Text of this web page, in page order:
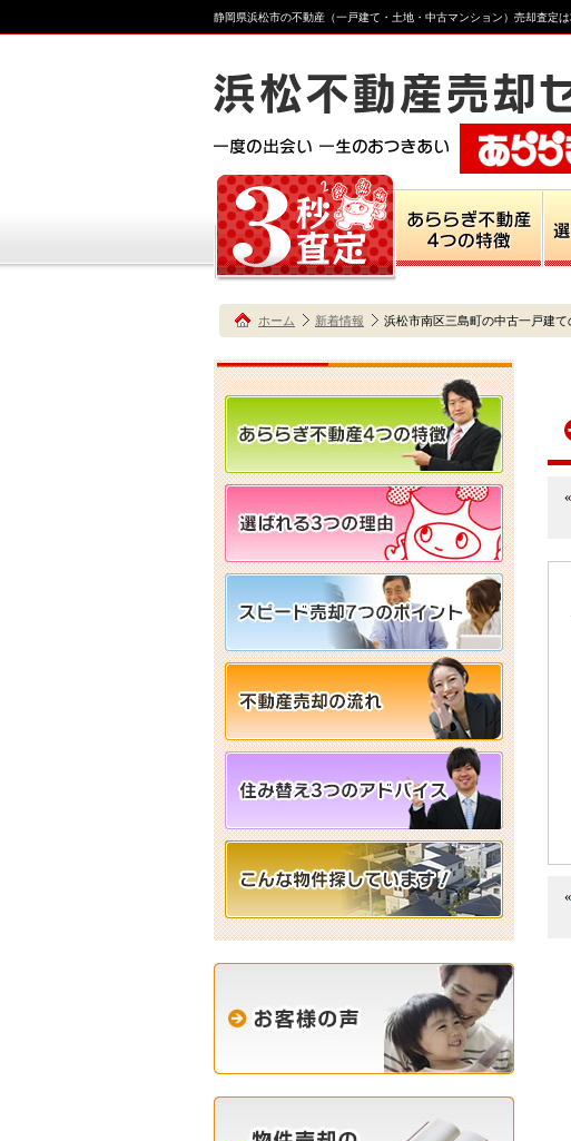
静岡県浜松市の不動産（一戸建て・土地・中古マンション）売却査定
ホーム 新着情報 浜松市南区三島町の中古一戸建て
«
«